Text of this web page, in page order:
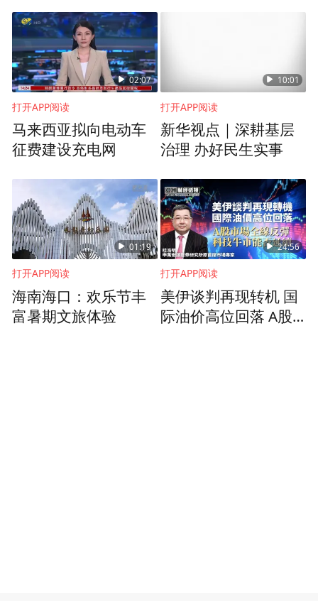
02:07
打开APP阅读
马来西亚拟向电动车
征费建设充电网
10:01
打开APP阅读
新华视点｜深耕基层
治理 办好民生实事
01:19
打开APP阅读
海南海口：欢乐节丰
富暑期文旅体验
24:56
打开APP阅读
美伊谈判再现转机 国
际油价高位回落 A股